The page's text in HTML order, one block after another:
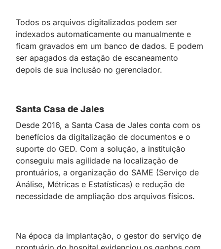
Todos os arquivos digitalizados podem ser
indexados automaticamente ou manualmente e
ficam gravados em um banco de dados. E podem
ser apagados da estação de escaneamento
depois de sua inclusão no gerenciador.
Santa Casa de Jales
Desde 2016, a Santa Casa de Jales conta com os
benefícios da digitalização de documentos e o
suporte do GED. Com a solução, a instituição
conseguiu mais agilidade na localização de
prontuários, a organização do SAME (Serviço de
Análise, Métricas e Estatísticas) e redução de
necessidade de ampliação dos arquivos físicos.
Na época da implantação, o gestor do serviço de